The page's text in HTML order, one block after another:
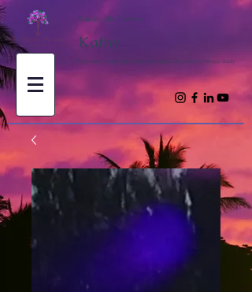
Kathy
Kanały duchowe z
Przynosząc inspirację i duchowe nauki dla podróży twojej duszy